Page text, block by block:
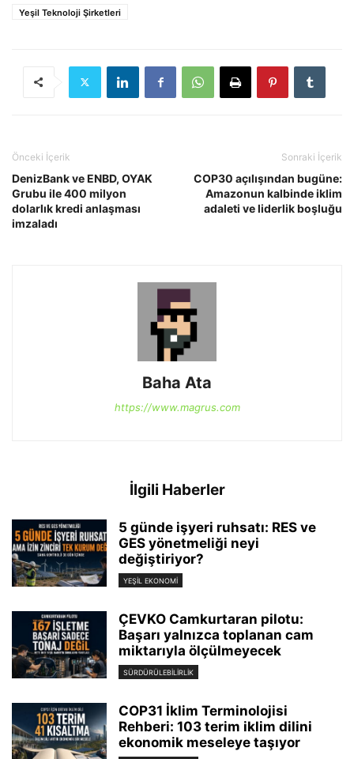
Yeşil Teknoloji Şirketleri
Önceki İçerik
DenizBank ve ENBD, OYAK
Grubu ile 400 milyon
dolarlık kredi anlaşması
imzaladı
Sonraki İçerik
COP30 açılışından bugüne:
Amazonun kalbinde iklim
adaleti ve liderlik boşluğu
Baha Ata
https://www.magrus.com
İlgili Haberler
5 günde işyeri ruhsatı: RES ve
GES yönetmeliği neyi
değiştiriyor?
YEŞIL EKONOMI
ÇEVKO Camkurtaran pilotu:
Başarı yalnızca toplanan cam
miktarıyla ölçülmeyecek
SÜRDÜRÜLEBILIRLIK
COP31 İklim Terminolojisi
Rehberi: 103 terim iklim dilini
ekonomik meseleye taşıyor